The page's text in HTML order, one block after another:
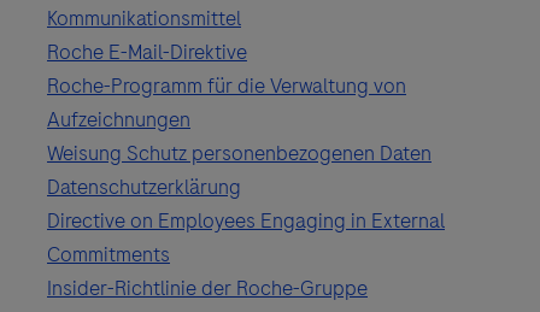
Kommunikationsmittel
Roche E-Mail-Direktive
Roche-Programm für die Verwaltung von
Aufzeichnungen
Weisung Schutz personenbezogenen Daten
Datenschutzerklärung
Directive on Employees Engaging in External
Commitments
Insider-Richtlinie der Roche-Gruppe